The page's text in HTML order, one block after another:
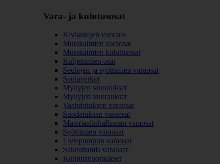
Vara- ja kulutusosat
Kiviautojen vuoraus
Murskaimien varaosat
Murskaimien kulutusosat
Kuljettimien osat
Seulojen ja syöttimien varaosat
Seulaverkot
Myllyjen vuoraukset
Myllyjen vuoraukset
Vaahdotuksen varaosat
Suodatuksen varaosat
Materiaalinhallinnan varaosat
Syöttimien varaosat
Lietepumpun varaosat
Sakeuttamis varaosat
Kulutusvuoraukset